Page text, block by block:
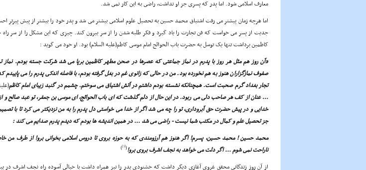
معارف اسلامى شود. اما پدر که پسرى جز او نداشت، راضى به این کار نمى شد.
اما هرچه زمان پیشتر مى رفت اشتیاق محمد حسین به تحصیل علوم اسلامى بیشتر مى شد و پدر خود را بیشتر از پیش پیرتر
جدیت از پسر مى خواست که فن تجارت را یاد گیرد و فکر طلبه شدن را از سر بیرون کند. چیزى که این مشکل را از سر
کاظمین برداشت تنها یک توسل به حضرت باب الحوائج امام موسى کاظم(علیه السلام) بود. او خود مى گوید :
«آن روز هم مثل هر روز با پدرم در نماز جماعتى که عصرها در صحن مطهر کاظمین برپا مى شد شرکت جسته بودم. نماز
صفوف نمازگزاران هنوز به هم نخورده بود. من در حالى که زانوى غم در بغل گرفته بودم، با فاصله اندکى پدرم را مى پاییدم
تجار بغداد گرم صحبت است. همچنانکه نشسته بودم داشتم در آتش اشتیاق مى سوختم. چشمم در گنبد زیباى امام کاظم
... عنان از کف هر صاحب دلى مى ربود. در این حال از دلم گذشت که اى باب الحوائج، اى موسى بن جعفر، تو عبد صالح و از
خدایى و در پیش حضرت حق آبرودارى، تو را چه مى شد اگر از خدا مى خواستى دل پدرم را به من نزدیکتر مى کرد تا با
جز تحصیل علم و کمال در مکتب شما نیست - راضى مى شد ... در همین اندیشه ها بودم که دیدم پدرم صدایم مى کند :
محمد حسین ! محمد حسین، پسرم! اگر هنوز هم آرزومندى که به حوزه بروى تا دروس اسلامى بخوانى برو! از طرف من
ناراحت نمى شوم ... اگر دلت مى خواهد به نجف اشرف بروى برو!(
[3]
)
از آن روز زندگانى محقق غروى آغازى دیگر داشت که خشنودى پدر را نیز همراه داشت با خیالى آسوده راه نجف اشرف در